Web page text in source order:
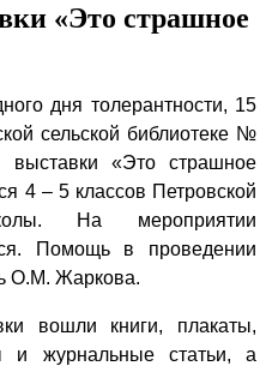
«Это страшное
дня толерантности, 15
сельской библиотеке №
выставки «Это страшное
4 – 5 классов Петровской
На мероприятии
Помощь в проведении
О.М. Жаркова.
вошли книги, плакаты,
и журнальные статьи, а